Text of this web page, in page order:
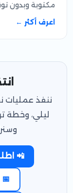
مكتوبة وبدون
اعرف أكثر ←
ننفذ عمليات
ليلي، وخطة
📲